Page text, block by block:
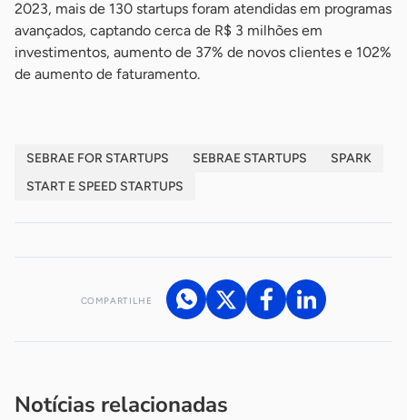
2023, mais de 130 startups foram atendidas em programas
avançados, captando cerca de R$ 3 milhões em
investimentos, aumento de 37% de novos clientes e 102%
de aumento de faturamento.
SEBRAE FOR STARTUPS SEBRAE STARTUPS
SPARK
START E SPEED STARTUPS
COMPARTILHE
Notícias relacionadas